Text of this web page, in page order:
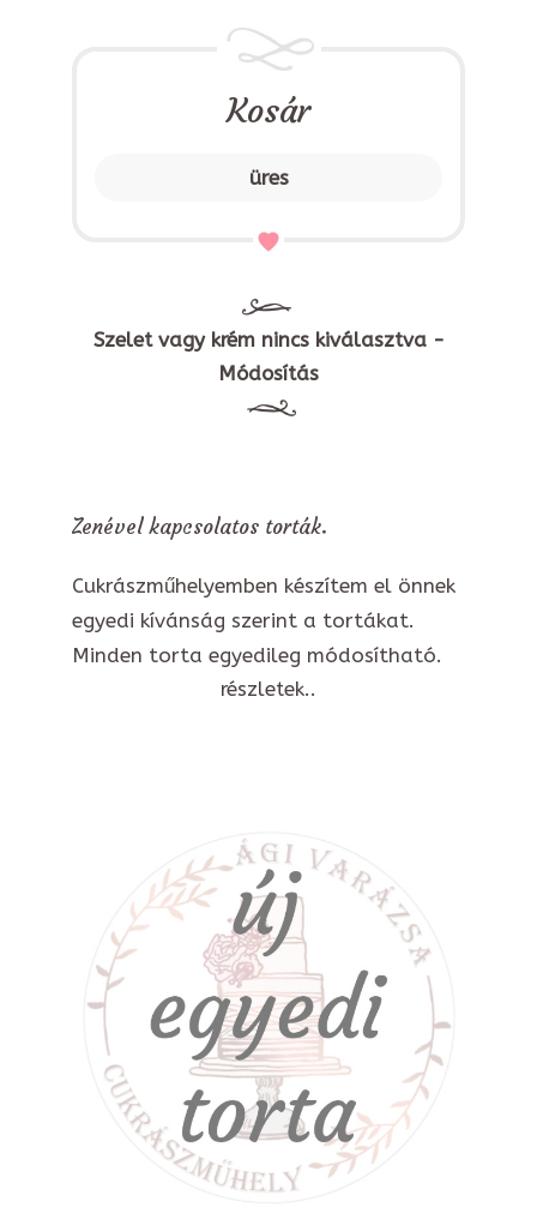
Kosár
üres
Szelet vagy krém nincs kiválasztva -
Módosítás
Zenével kapcsolatos torták.
Cukrászműhelyemben készítem el önnek
egyedi kívánság szerint a tortákat.
Minden torta egyedileg módosítható.
részletek..